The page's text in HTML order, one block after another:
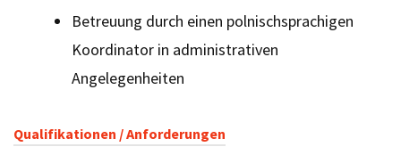
Betreuung durch einen polnischsprachigen
Koordinator in administrativen
Angelegenheiten
Qualifikationen / Anforderungen